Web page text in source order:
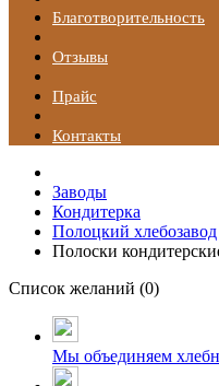
Благотворительность
Отзывы
Прайс
Контакты
Заводы
Кондитерка
Полоцкий хлебозавод
Полоски
Список желаний (0)
Мы объединяем